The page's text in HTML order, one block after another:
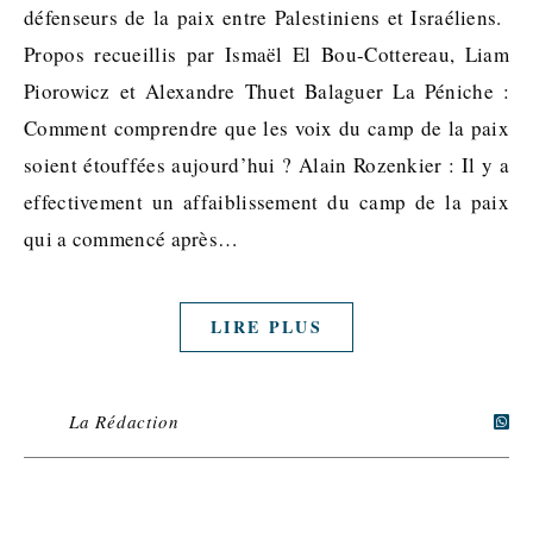
défenseurs de la paix entre Palestiniens et Israéliens.
Propos recueillis par Ismaël El Bou-Cottereau, Liam
Piorowicz et Alexandre Thuet Balaguer La Péniche :
Comment comprendre que les voix du camp de la paix
soient étouffées aujourd’hui ? Alain Rozenkier : Il y a
effectivement un affaiblissement du camp de la paix
qui a commencé après…
LIRE PLUS
La Rédaction